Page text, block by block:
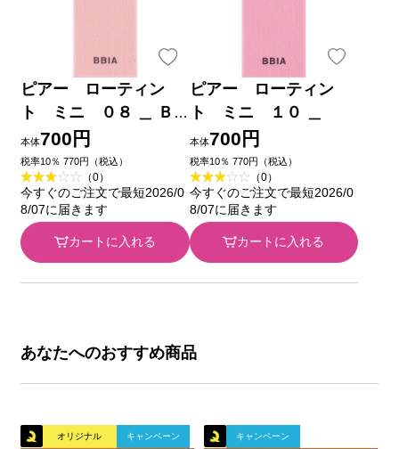
ピアー ローティン
ト ミニ ０８ ＿ Ｂ
ＢＩＡ ＪＡＰＡＮ
本体700円
税率10％ 770円（税込）
（0）
今すぐのご注文で最短2026/0
8/07に届きます
カートに入れる
ピアー ローティン
ト ミニ １０ ＿
本体700円
税率10％ 770円（税込）
（0）
今すぐのご注文で最短2026/0
8/07に届きます
カートに入れる
あなたへのおすすめ商品
オリジナル キャンペーン キャンペーン